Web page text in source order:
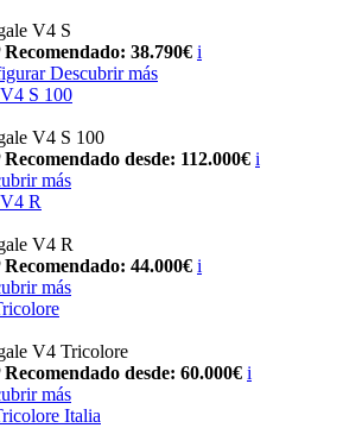
V4 S
38.790€ i
Descubrir más
V4 S 100
V4 S 100
desde: 112.000€ i
más
V4 R
V4 R
44.000€ i
más
V4 Tricolore
desde: 60.000€ i
más
Italia